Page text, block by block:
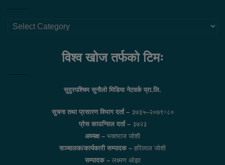
थप
विश्व खोज तर्फको टिमः
सुदुरपश्चिम सुनौलो मिडिया नेटवर्क प्रा.लि.
सुचना तथा प्रसारण विभाग दर्ता – ३७३५–२०७९÷८०
प्रेस काउन्सिल दर्ता – ३७२३
अध्यक्ष – भक्तराज जोशी
सञ्चालक/कार्यकारी सम्पादक – हरिलाल जोशी
सम्पादक –लक्ष्मण ओझा